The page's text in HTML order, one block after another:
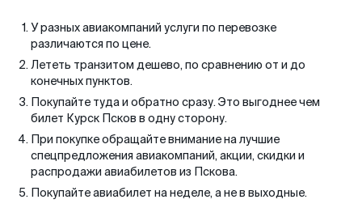
У разных авиакомпаний услуги по перевозке
различаются по цене.
Лететь транзитом дешево, по сравнению от и до
конечных пунктов.
Покупайте туда и обратно сразу. Это выгоднее чем
билет Курск Псков в одну сторону.
При покупке обращайте внимание на лучшие
спецпредложения авиакомпаний, акции, скидки и
распродажи авиабилетов из Пскова.
Покупайте авиабилет на неделе, а не в выходные.